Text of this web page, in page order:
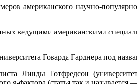
американского научно-
ведущими американскими
Говарда Гарднера под
Линды Готфредсон